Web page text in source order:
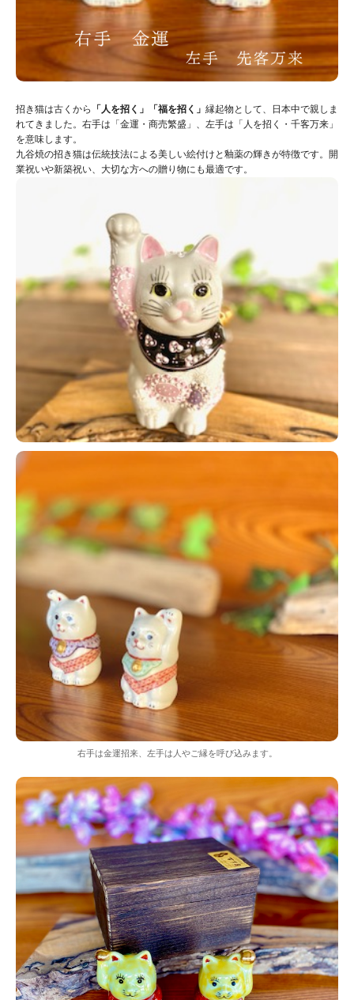
招き猫は古くから 「人を招く」「福を招く」 縁起物として、日本中で親しま
れてきました。右手は「金運・商売繁盛」、左手は「人を招く・千客万来」
を意味します。
九谷焼の招き猫は伝統技法による美しい絵付けと釉薬の輝きが特徴です。開
業祝いや新築祝い、大切な方への贈り物にも最適です。
右手は金運招来、左手は人やご縁を呼び込みます。